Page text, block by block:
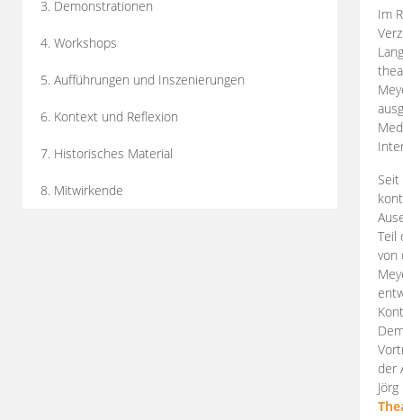
3. Demonstrationen
4. Workshops
5. Aufführungen und Inszenierungen
6. Kontext und Reflexion
7. Historisches Material
8. Mitwirkende
Im
Teil
von
der